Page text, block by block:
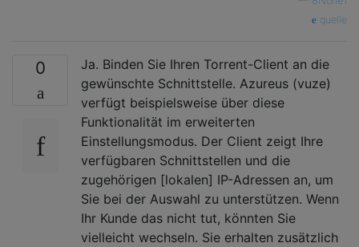
quelle
0
Ja. Binden Sie Ihren Torrent-Client an die
gewünschte Schnittstelle. Azureus (vuze)
verfügt beispielsweise über diese
Funktionalität im erweiterten
Einstellungsmodus. Der Client zeigt Ihre
verfügbaren Schnittstellen und die
zugehörigen [lokalen] IP-Adressen an, um
Sie bei der Auswahl zu unterstützen. Wenn
Ihr Kunde das nicht tut, könnten Sie
vielleicht wechseln. Sie erhalten zusätzlich